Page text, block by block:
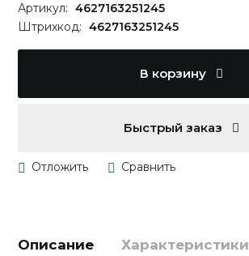
Артикул: 4627163251245
Штрихкод: 4627163251245
В корзину
Быстрый заказ
Описание Характеристики